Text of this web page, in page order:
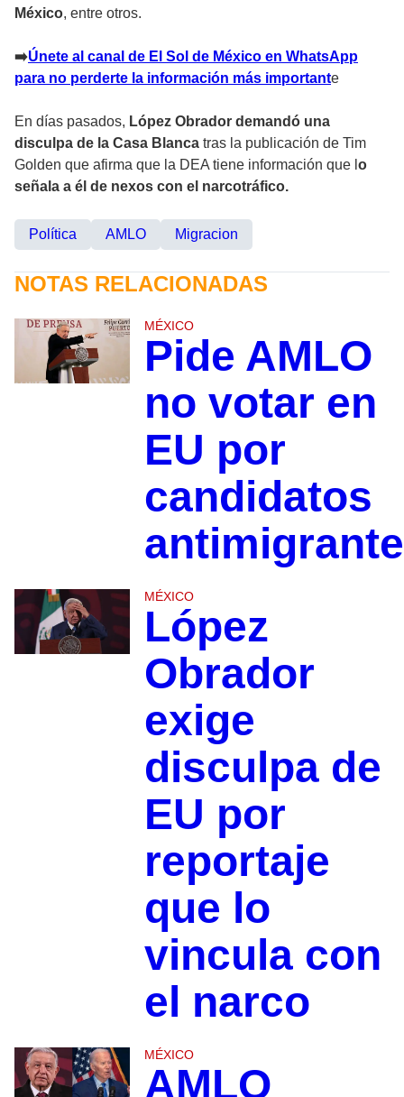
México, entre otros.
➡️Únete al canal de El Sol de México en WhatsApp
para no perderte la información más importante
En días pasados, López Obrador demandó una
disculpa de la Casa Blanca tras la publicación de Tim
Golden que afirma que la DEA tiene información que l o
señala a él de nexos con el narcotráfico.
Política AMLO Migracion
NOTAS RELACIONADAS
MÉXICO
Pide AMLO
no votar en
EU por
candidatos
MÉXICO
López
Obrador
exige
disculpa de
EU por
reportaje
que lo
vincula con
el narco
MÉXICO
AMLO